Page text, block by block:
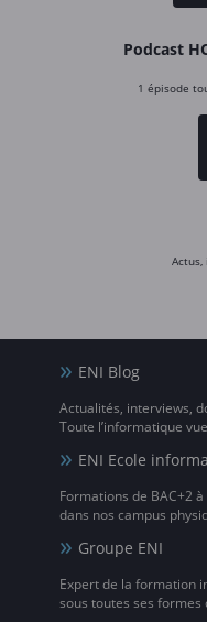
Podcast
1 épisode
ENI Blog
Actualités, interviews,
Toute l’informatique
ENI Ecole
Formations de BAC+2 à
dans nos campus
Groupe ENI
Expert de la formation
sous toutes ses formes